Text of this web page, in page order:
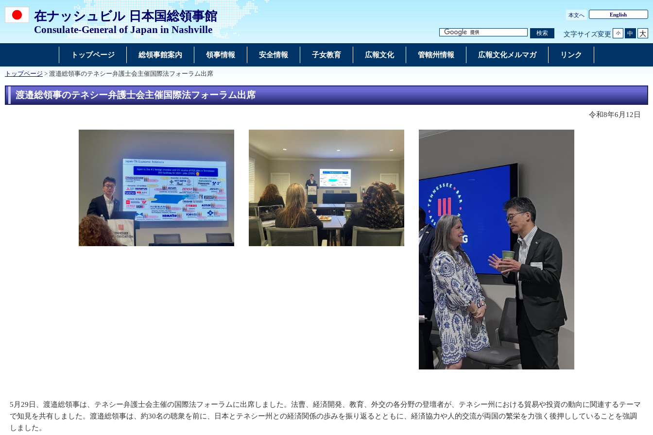
在ナッシュビル 日本国総領事館
Consulate-General of Japan in Nashville
本文へ English
検索 文字サイズ変更 小 中 大
トップページ 総領事館案内 領事情報 安全情報 子女教育 広報文化 管轄州情報 広報文化メルマガ リンク
トップページ > 渡邉総領事のテネシー弁護士会主催国際法フォーラム出席
渡邉総領事のテネシー弁護士会主催国際法フォーラム出席
令和8年6月12日
5月29日、渡邉総領事は、テネシー弁護士会主催の国際法フォーラムに出席しました。法曹、経済開発、教育、外交の各分野の登壇者が、テネシー州における貿易や投資の動向に関連するテーマ
で知見を共有しました。渡邉総領事は、約30名の聴衆を前に、日本とテネシー州との経済関係の歩みを振り返るとともに、経済協力や人的交流が両国の繁栄を力強く後押ししていることを強調
しました。